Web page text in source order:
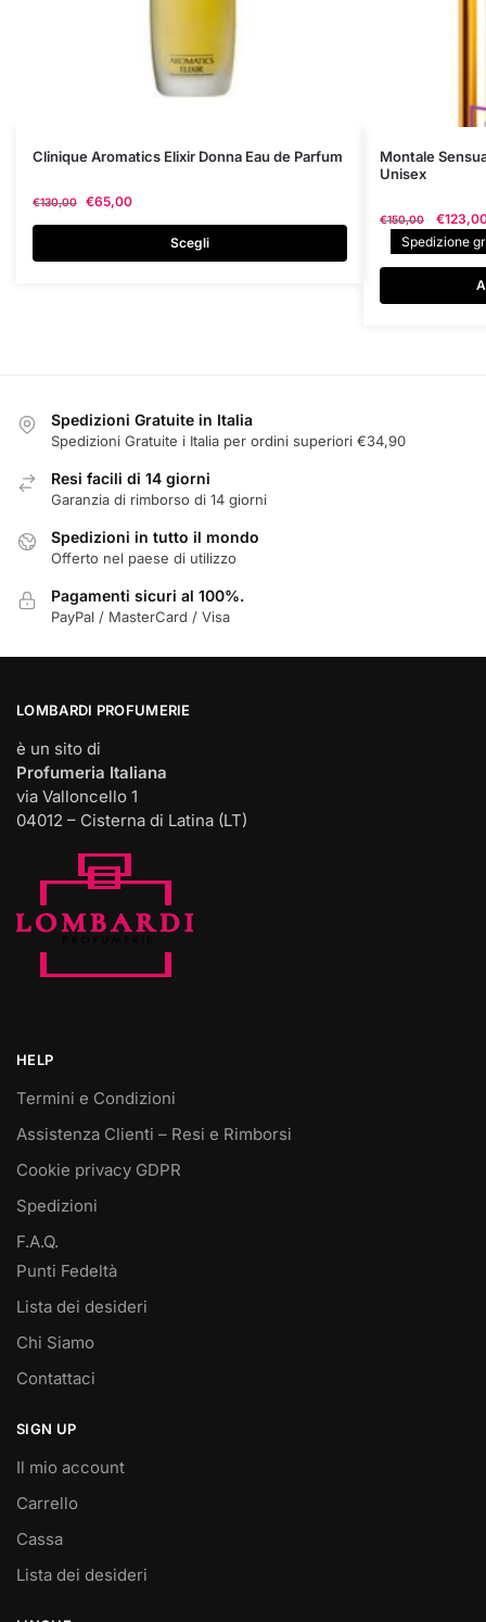
Clinique Aromatics Elixir Donna Eau de Parfum
€130,00 €65,00
Scegli
Questo
ha
più
varianti.
nella
pagina
del
prodotto
Montale
Unisex
€150,00
Il
prezzo
€
Spedizione
Spedizioni Gratuite in Italia
Spedizioni Gratuite i Italia per ordini superiori €34,90
Resi facili di 14 giorni
Garanzia di rimborso di 14 giorni
Spedizioni in tutto il mondo
Offerto nel paese di utilizzo
Pagamenti sicuri al 100%.
PayPal / MasterCard / Visa
LOMBARDI PROFUMERIE
è un sito di
Profumeria Italiana
via Valloncello 1
04012 – Cisterna di Latina (LT)
HELP
Termini e Condizioni
Assistenza Clienti – Resi e Rimborsi
Cookie privacy GDPR
Spedizioni
F.A.Q.
Punti Fedeltà
Lista dei desideri
Chi Siamo
Contattaci
SIGN UP
Il mio account
Carrello
Cassa
Lista dei desideri